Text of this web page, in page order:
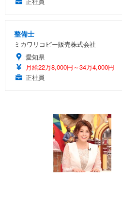
整備士
ミカワリコピー販売株式会社
愛知県
月給22万8,000円～34万4,000円
正社員